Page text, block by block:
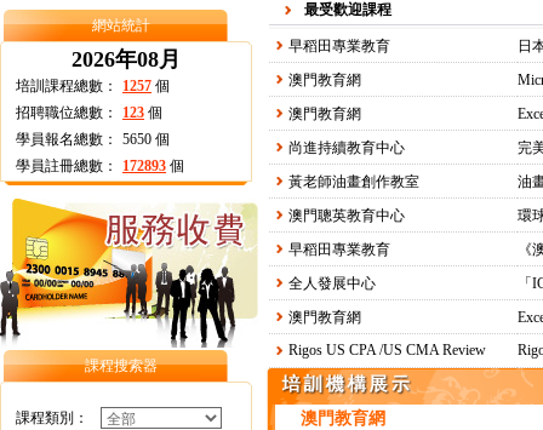
網站統計
2026年08月
培訓課程總數： 1257 個
招聘職位總數：
123 個
學員報名總數：
5650 個
學員註冊總數：
172893 個
課程搜索器
課程類別：
最受歡迎課程
早稻田專業教育
日
澳門教育網
澳門教育網
尚進持續教育中心
完
黃老師油畫創作教室
油
澳門聰英教育中心
早稻田專業教育
《
全人發展中心
澳門教育網
Rigos US CPA /US CMA Review
澳門教育網